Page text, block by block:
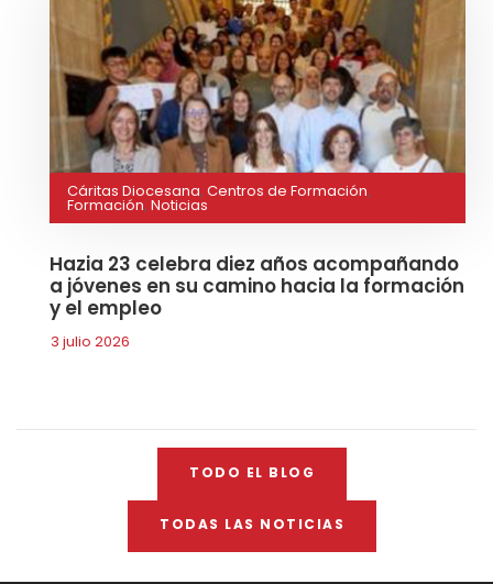
Cáritas Diocesana, Centros de Formación,
Formación, Noticias
Hazia 23 celebra diez años acompañando
a jóvenes en su camino hacia la formación
y el empleo
3 julio 2026
TODO EL BLOG
TODAS LAS NOTICIAS